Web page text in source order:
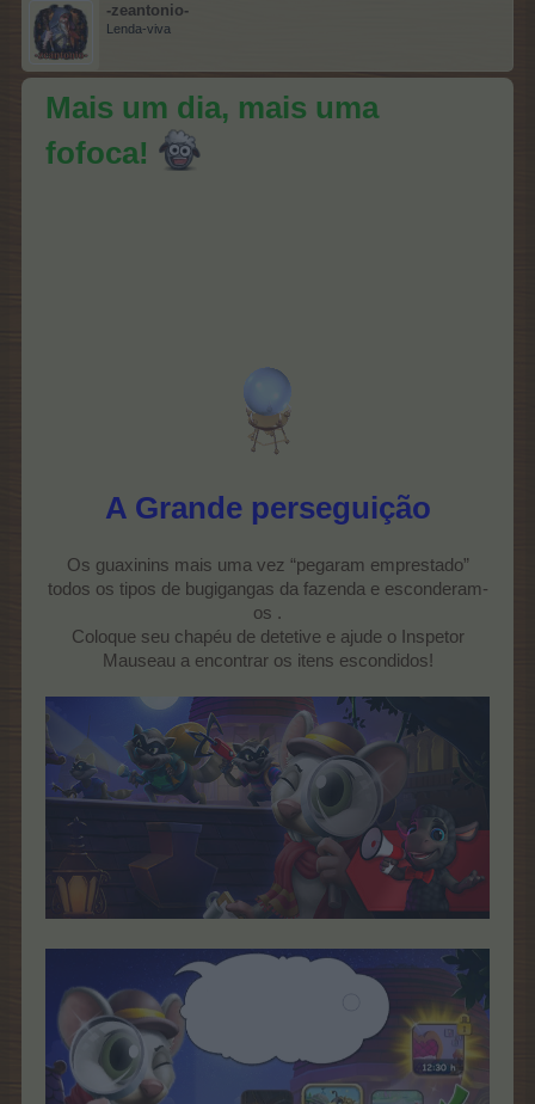
-zeantonio-
Lenda-viva
Mais um dia, mais uma
fofoca!
A Grande perseguição
Os guaxinins mais uma vez “pegaram emprestado”
todos os tipos de bugigangas da fazenda e esconderam-
os .
Coloque seu chapéu de detetive e ajude o Inspetor
Mauseau a encontrar os itens escondidos!